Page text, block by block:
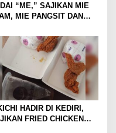
“ME,” SAJIKAN MIE
MIE PANGSIT DAN
HADIR DI KEDIRI,
FRIED CHICKEN